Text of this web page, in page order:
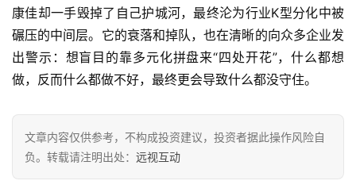
康佳却一手毁掉了自己护城河，最终沦为行业K型分化中被
碾压的中间层。它的衰落和掉队，也在清晰的向众多企业发
出警示：想盲目的靠多元化拼盘来“四处开花”，什么都想
做，反而什么都做不好，最终更会导致什么都没守住。
文章内容仅供参考，不构成投资建议，投资者据此操作风险自
负。转载请注明出处： 远视互动